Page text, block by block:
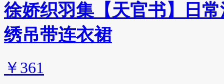
徐娇织羽集【天官书】日
绣吊带连衣裙
￥361